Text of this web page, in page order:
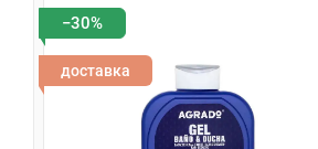
−30%
доставка